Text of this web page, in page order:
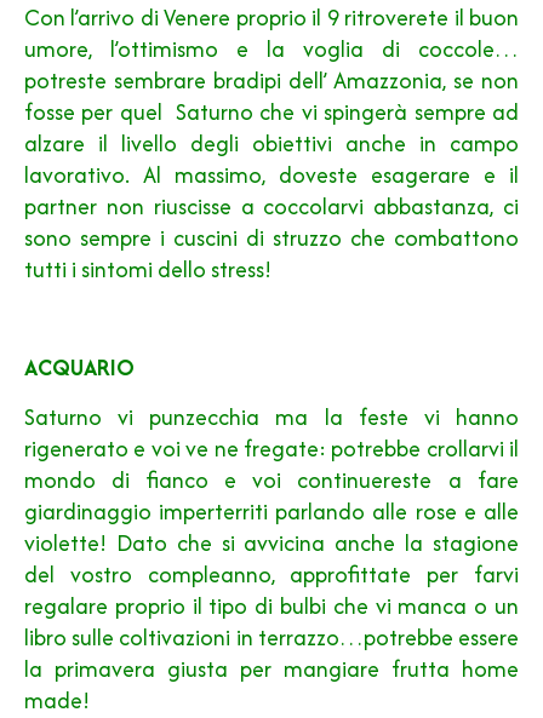
Con l’arrivo di Venere proprio il 9 ritroverete il buon
umore, l’ottimismo e la voglia di coccole…
potreste sembrare bradipi dell’ Amazzonia, se non
fosse per quel Saturno che vi spingerà sempre ad
alzare il livello degli obiettivi anche in campo
lavorativo. Al massimo, doveste esagerare e il
partner non riuscisse a coccolarvi abbastanza, ci
sono sempre i cuscini di struzzo che combattono
tutti i sintomi dello stress!
ACQUARIO
Saturno vi punzecchia ma la feste vi hanno
rigenerato e voi ve ne fregate: potrebbe crollarvi il
mondo di fianco e voi continuereste a fare
giardinaggio imperterriti parlando alle rose e alle
violette! Dato che si avvicina anche la stagione
del vostro compleanno, approfittate per farvi
regalare proprio il tipo di bulbi che vi manca o un
libro sulle coltivazioni in terrazzo…potrebbe essere
la primavera giusta per mangiare frutta home
made!